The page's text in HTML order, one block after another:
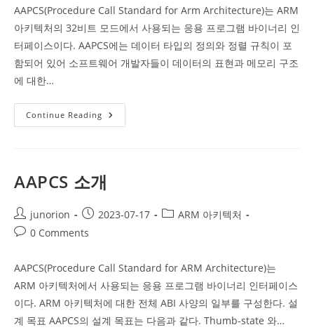
AAPCS(Procedure Call Standard for Arm Architecture)는 ARM
아키텍처의 32비트 모드에서 사용되는 응용 프로그램 바이너리 인
터페이스이다. AAPCS에는 데이터 타입의 정의와 정렬 규칙이 포
함되어 있어 소프트웨어 개발자들이 데이터의 표현과 메모리 구조
에 대한…
Continue Reading AAPCS:
데
과
정
렬
AAPCS 소개
Post
author:
junorion
Post
published:
2023-07-17
PostARM 아키텍처
Post0 Comments
AAPCS(Procedure Call Standard for ARM Architecture)는
ARM 아키텍처에서 사용되는 응용 프로그램 바이너리 인터페이스
이다. ARM 아키텍처에 대한 전체 ABI 사양의 일부를 구성한다. 설
계 목표 AAPCS의 설계 목표는 다음과 같다. Thumb-state 와…